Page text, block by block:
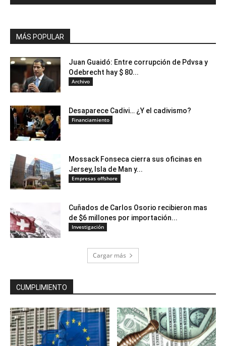
MÁS POPULAR
Juan Guaidó: Entre corrupción de Pdvsa y
Odebrecht hay $ 80...
Archivo
Desaparece Cadivi… ¿Y el cadivismo?
Financiamiento
Mossack Fonseca cierra sus oficinas en
Jersey, Isla de Man y...
Empresas offshore
Cuñados de Carlos Osorio recibieron mas
de $6 millones por importación...
Investigación
Cargar más
CUMPLIMIENTO